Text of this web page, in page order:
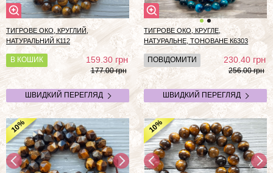
ТИГРОВЕ ОКО, КРУГЛИЙ,
НАТУРАЛЬНИЙ К112
В КОШИК 159.30грн
177.00 грн
ШВИДКИЙ ПЕРЕГЛЯД
ТИГРОВЕ ОКО, КРУГЛЕ,
НАТУРАЛЬНЕ, ТОНОВАНЕ К6303
ПОВІДОМИТИ 230.40грн
256.00 грн
ШВИДКИЙ ПЕРЕГЛЯД
10% 10%